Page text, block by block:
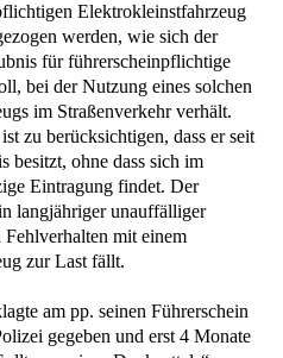
Elektrokleinstfahrzeug
werden, wie sich der
für führerscheinpflichtige
bei der Nutzung eines solchen
im Straßenverkehr verhält.
zu berücksichtigen, dass er seit
besitzt, ohne dass sich im
Eintragung findet. Der
langjähriger unauffälliger
mit einem
zur Last fällt.
am pp. seinen Führerschein
gegeben und erst 4 Monate